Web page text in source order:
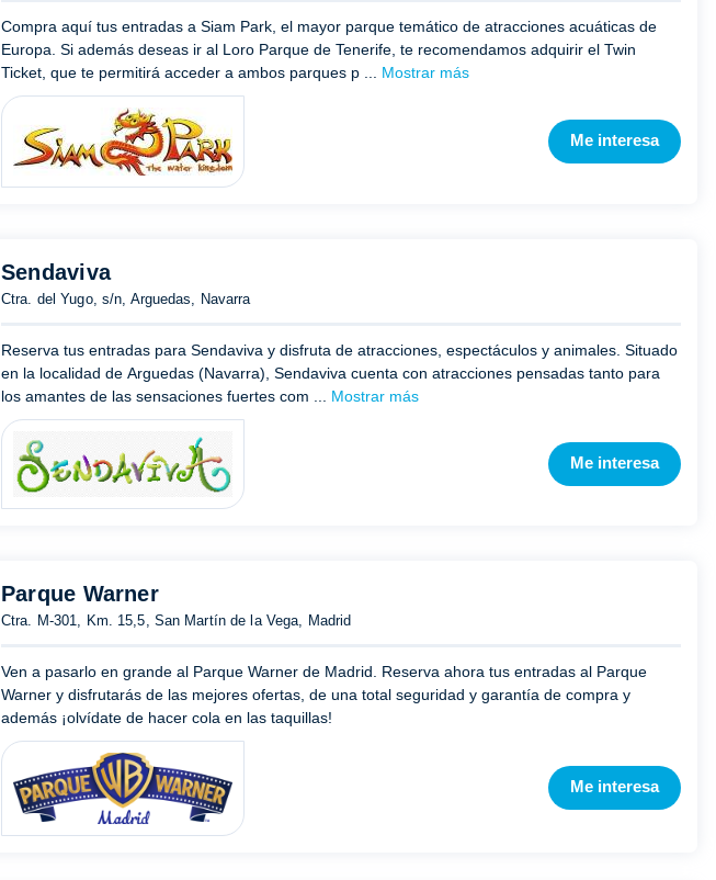
Compra aquí tus entradas a Siam Park, el mayor parque temático de atracciones acuáticas de
Europa. Si además deseas ir al Loro Parque de Tenerife, te recomendamos adquirir el Twin
Ticket, que te permitirá acceder a ambos parques p ... Mostrar más
Me interesa
Sendaviva
Ctra. del Yugo, s/n, Arguedas, Navarra
Reserva tus entradas para Sendaviva y disfruta de atracciones, espectáculos y animales. Situado
en la localidad de Arguedas (Navarra), Sendaviva cuenta con atracciones pensadas tanto para
los amantes de las sensaciones fuertes com ... Mostrar más
Me interesa
Parque Warner
Ctra. M-301, Km. 15,5, San Martín de la Vega, Madrid
Ven a pasarlo en grande al Parque Warner de Madrid. Reserva ahora tus entradas al Parque
Warner y disfrutarás de las mejores ofertas, de una total seguridad y garantía de compra y
además ¡olvídate de hacer cola en las taquillas!
Me interesa